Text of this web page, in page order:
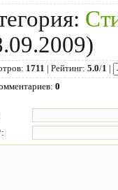
:
: 1711 | Рейтинг: 5.0/1 |
: 0